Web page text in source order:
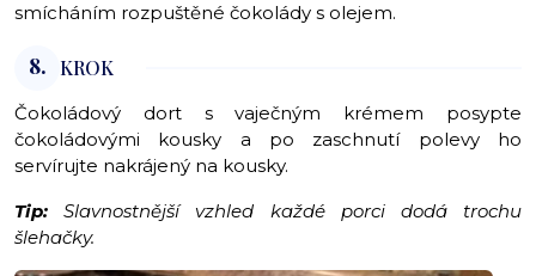
smícháním rozpuštěné čokolády s olejem.
8. KROK
Čokoládový dort s vaječným krémem posypte
čokoládovými kousky a po zaschnutí polevy ho
servírujte nakrájený na kousky.
Tip: Slavnostnější vzhled každé porci dodá trochu
šlehačky.